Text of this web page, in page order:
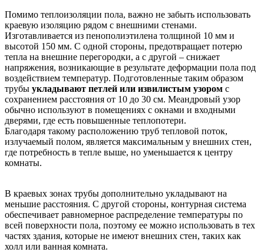
Помимо теплоизоляции пола, важно не забыть использовать
краевую изоляцию рядом с внешними стенами.
Изготавливается из пенополиэтилена толщиной 10 мм и
высотой 150 мм. С одной стороны, предотвращает потерю
тепла на внешние перегородки, а с другой – снижает
напряжения, возникающие в результате деформации пола под
воздействием температур. Подготовленные таким образом
трубы укладывают петлей или извилистым узором с
сохранением расстояния от 10 до 30 см. Меандровый узор
обычно используют в помещениях с окнами и входными
дверями, где есть повышенные теплопотери.
Благодаря такому расположению труб тепловой поток,
излучаемый полом, является максимальным у внешних стен,
где потребность в тепле выше, но уменьшается к центру
комнаты.
В краевых зонах трубы дополнительно укладывают на
меньшие расстояния. С другой стороны, контурная система
обеспечивает равномерное распределение температуры по
всей поверхности пола, поэтому ее можно использовать в тех
частях здания, которые не имеют внешних стен, таких как
холл или ванная комната.